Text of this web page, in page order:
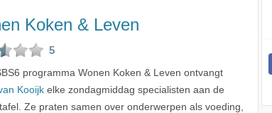
Koken & Leven
5
programma Wonen Koken & Leven ontvangt
Kooijk elke zondagmiddag specialisten aan de
Ze praten samen over onderwerpen als voeding,